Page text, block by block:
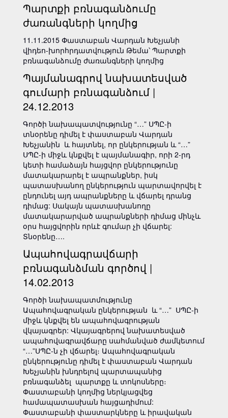
Պարտքի բռնագանձումը
ժառանգների կողմից
11.11.2015 Փաստաբան Վարդան Խեչյանի
վիդեո-խորհրդատվություն Թեմա՝ Պարտքի
բռնագանձումը ժառանգների կողմից
Պայմանագրով նախատեսված
գումարի բռնագանձում |
24.12.2013
Գործի նախապատվությունը “…” ՍՊԸ-ի
տնօրենը դիմել է փաստաբան Վարդան
Խեչյանին և հայտնել, որ ընկերության և “…”
ՍՊԸ-ի միջև կնքվել է պայմանագիր, որի 2-րդ
կետի համաձայն հայցվոր ընկերությունը
մատակարարել է ապրանքներ, իսկ
պատասխանող ընկերություն պարտավորվել է
ընդունել այդ ապրանքները և վճարել դրանց
դիմաց: Սակայն պատասխանողը
մատակարարված ապրանքների դիմաց մինչև
օրս հայցվորին որևէ գումար չի վճարել:
Տնօրենը….
Ապահովագրավճարի
բռնագանձման գործով |
14.02.2013
Գործի նախապատմությունը
Ապահովագրական ընկերության և “…” ՍՊԸ-ի
միջև կնքվել են ապահովագրության
վկայագրեր: Վկայագրերով նախատեսված
ապահովագրավճարը սահմանված ժամկետում
“…”ՍՊԸ-ն չի վճարել։ Ապահովագրական
ընկերությունը դիմել է փաստաբան Վարդան
Խեչյանին խնդրելով պարտապանից
բռնագանձել պարտքը և տոկոսները։
Փաստաբանի կողմից ներկյացվեց
համապատասխան հայցադիմում:
Փաստաբանի փաստարկները և իրավական